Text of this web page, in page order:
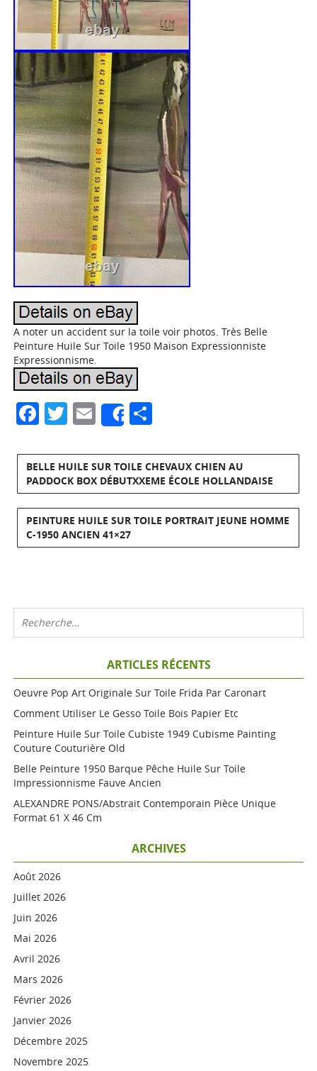
A noter un accident sur la toile voir photos. Très Belle
Peinture Huile Sur Toile 1950 Maison Expressionniste
Expressionnisme.
Facebook
Twitter
Email
Share
BELLE HUILE SUR TOILE CHEVAUX CHIEN AU
PADDOCK BOX DÉBUTXXEME ÉCOLE HOLLANDAISE
PEINTURE HUILE SUR TOILE PORTRAIT JEUNE HOMME
C-1950 ANCIEN 41×27
ARTICLES RÉCENTS
Oeuvre Pop Art Originale Sur Toile Frida Par Caronart
Comment Utiliser Le Gesso Toile Bois Papier Etc
Peinture Huile Sur Toile Cubiste 1949 Cubisme Painting
Couture Couturière Old
Belle Peinture 1950 Barque Pêche Huile Sur Toile
Impressionnisme Fauve Ancien
ALEXANDRE PONS/Abstrait Contemporain Pièce Unique
Format 61 X 46 Cm
ARCHIVES
Août 2026
Juillet 2026
Juin 2026
Mai 2026
Avril 2026
Mars 2026
Février 2026
Janvier 2026
Décembre 2025
Novembre 2025